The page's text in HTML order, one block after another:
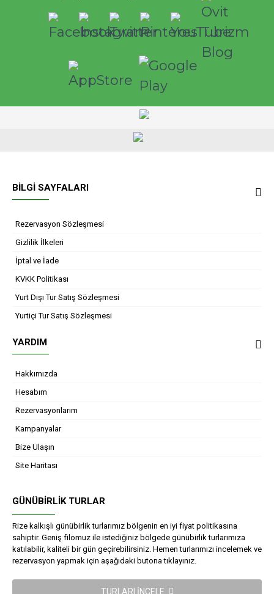
BILGI SAYFALARI
Rezervasyon Sözleşmesi
Gizlilik İlkeleri
İptal ve İade
KVKK Politikası
Yurt Dışı Tur Satış Sözleşmesi
Yurtiçi Tur Satış Sözleşmesi
YARDIM
Hakkımızda
Hesabım
Rezervasyonlarım
Kampanyalar
Bize Ulaşın
Site Haritası
GÜNÜBIRLIK TURLAR
Rize kalkışlı günübirlik turlarımız bölgenin en iyi fiyat politikasına
sahiptir. Geniş filomuz ile istediğiniz bölgede günübirlik turlarımıza
katılabilir, kaliteli bir gün geçirebilirsiniz. Hemen turlarımızı incelemek ve
rezervasyon yapmak için aşağıdaki butona tıklayınız.
TURLARI İNCELE